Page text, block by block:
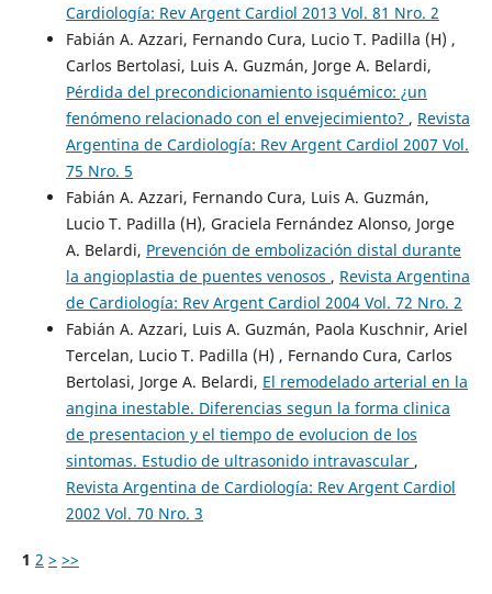
Cardiología: Rev Argent Cardiol 2013 Vol. 81 Nro. 2
Fabián A. Azzari, Fernando Cura, Lucio T. Padilla (H) ,
Carlos Bertolasi, Luis A. Guzmán, Jorge A. Belardi,
Pérdida del precondicionamiento isquémico: ¿un
fenómeno relacionado con el envejecimiento? , Revista
Argentina de Cardiología: Rev Argent Cardiol 2007 Vol.
75 Nro. 5
Fabián A. Azzari, Fernando Cura, Luis A. Guzmán,
Lucio T. Padilla (H), Graciela Fernández Alonso, Jorge
A. Belardi, Prevención de embolización distal durante
la angioplastia de puentes venosos , Revista Argentina
de Cardiología: Rev Argent Cardiol 2004 Vol. 72 Nro. 2
Fabián A. Azzari, Luis A. Guzmán, Paola Kuschnir, Ariel
Tercelan, Lucio T. Padilla (H) , Fernando Cura, Carlos
Bertolasi, Jorge A. Belardi, El remodelado arterial en la
angina inestable. Diferencias segun la forma clinica
de presentacion y el tiempo de evolucion de los
sintomas. Estudio de ultrasonido intravascular ,
Revista Argentina de Cardiología: Rev Argent Cardiol
2002 Vol. 70 Nro. 3
1 2 > >>